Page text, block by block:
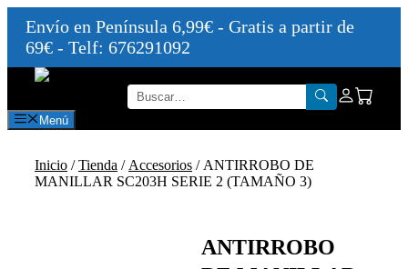
Envío en Península 6,99€ - Gratis a partir de
69€ - Telf: 676291092
Saltar
contenido
Menú
Inicio /Tienda / Accesorios / ANTIRROBO DE
MANILLAR SC203H SERIE 2 (TAMAÑO 3)
ANTIRROBO